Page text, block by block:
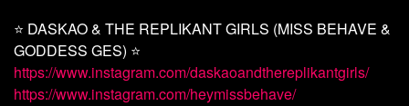
⭐ DASKAO & THE REPLIKANT GIRLS (MISS BEHAVE &
GODDESS GES) ⭐
https://www.instagram.com/daskaoandthereplikantgirls/
https://www.instagram.com/heymissbehave/